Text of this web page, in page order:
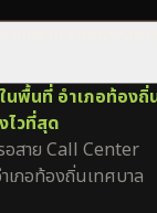
นพื้นที่ อำเภอท้องถิ่
ไวที่สุด
อสาย Call Center
เภอท้องถิ่นเทศบาล